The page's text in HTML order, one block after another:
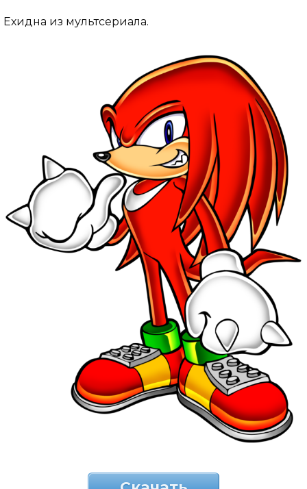
Ехидна из мультсериала.